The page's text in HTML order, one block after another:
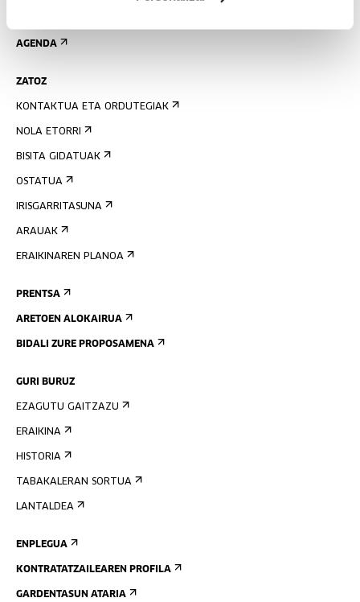
AGENDA
ZATOZ
KONTAKTUA ETA ORDUTEGIAK
NOLA ETORRI
BISITA GIDATUAK
OSTATUA
IRISGARRITASUNA
ARAUAK
ERAIKINAREN PLANOA
PRENTSA
ARETOEN ALOKAIRUA
BIDALI ZURE PROPOSAMENA
GURI BURUZ
EZAGUTU GAITZAZU
ERAIKINA
HISTORIA
TABAKALERAN SORTUA
LANTALDEA
ENPLEGUA
KONTRATATZAILEAREN PROFILA
GARDENTASUN ATARIA